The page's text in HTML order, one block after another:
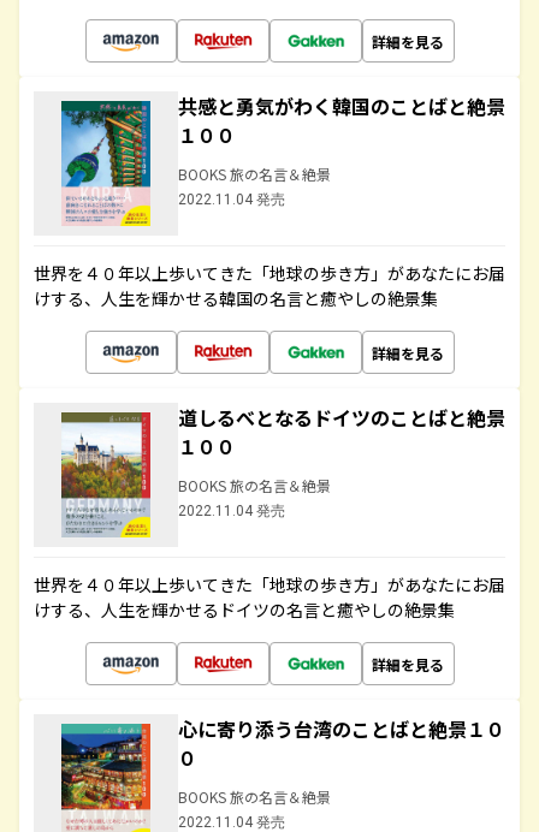
詳細を見る
共感と勇気がわく韓国のことばと絶景
１００
BOOKS 旅の名言＆絶景
2022.11.04 発売
世界を４０年以上歩いてきた「地球の歩き方」があなたにお届
けする、人生を輝かせる韓国の名言と癒やしの絶景集
詳細を見る
道しるべとなるドイツのことばと絶景
１００
BOOKS 旅の名言＆絶景
2022.11.04 発売
世界を４０年以上歩いてきた「地球の歩き方」があなたにお届
けする、人生を輝かせるドイツの名言と癒やしの絶景集
詳細を見る
心に寄り添う台湾のことばと絶景１０
０
BOOKS 旅の名言＆絶景
2022.11.04 発売